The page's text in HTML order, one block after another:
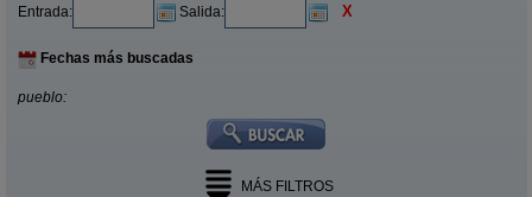
Entrada: Salida: X
Fechas más buscadas
pueblo:
MÁS FILTROS